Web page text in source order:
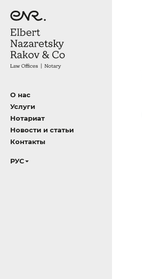
О нас
Услуги
Нотариат
Новости и статьи
Контакты
РУС